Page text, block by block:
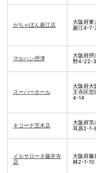
がちゃぽん菱江店
大阪府東
菱江4-7-
マルハン摂津
大阪府摂
野4-22-
スーパーホール
大阪府大
王寺区悲
4-14
キコーナ茨木店
大阪府茨
耳原2-1-
イルサローネ藤井寺
店
大阪府藤
林2-1-10